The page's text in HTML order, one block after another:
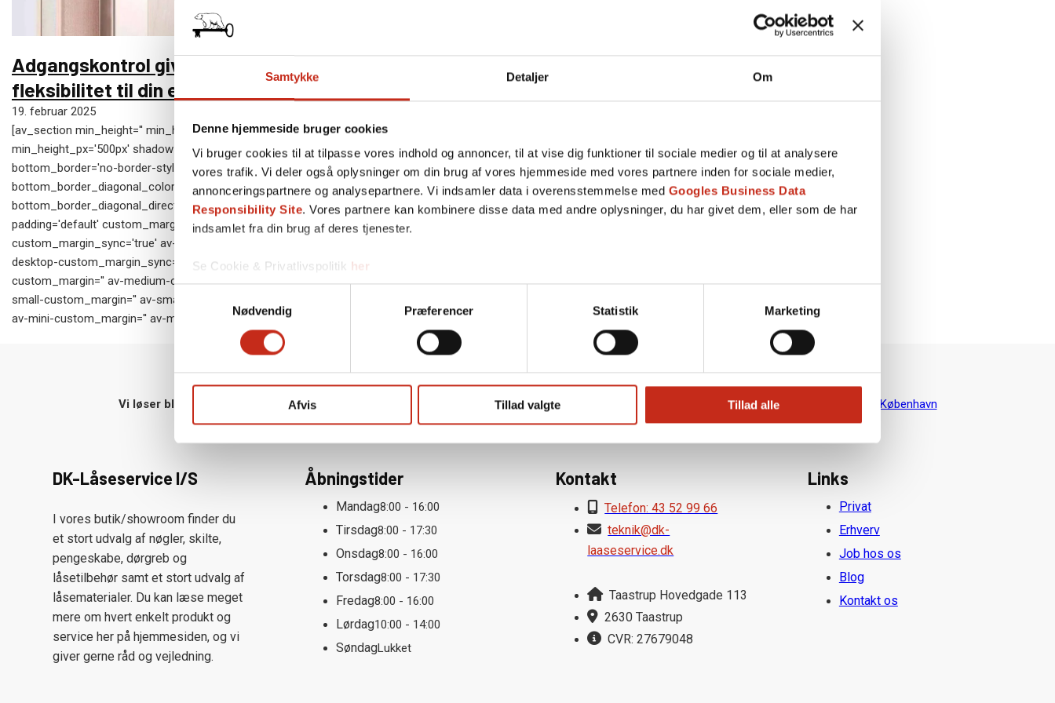
Samtykke Detaljer Om
Denne hjemmeside bruger cookies
Vi bruger cookies til at tilpasse vores indhold og annoncer, til at vise dig funktioner til sociale medier og til at analysere
vores trafik. Vi deler også oplysninger om din brug af vores hjemmeside med vores partnere inden for sociale medier,
annonceringspartnere og analysepartnere. Vi indsamler data i overensstemmelse med Googles Business Data
Responsibility Site. Vores partnere kan kombinere disse data med andre oplysninger, du har givet dem, eller som de har
indsamlet fra din brug af deres tjenester.
Se Cookie & Privatlivspolitik
her
Nødvendig
Præferencer Statistik Marketing
Afvis Tillad valgte Tillad alle
Adgangskontrol giver sikkerhed og
fleksibilitet til din ejendom
19. februar 2025
[av_section min_height='' min_height_pc='25'
min_height_px='500px' shadow='no-border-styling'
bottom_border='no-border-styling'
bottom_border_diagonal_color='#333333'
bottom_border_diagonal_direction='' bottom_border_style=''
padding='default' custom_margin='0px'
custom_margin_sync='true' av-desktop-custom_margin='' av-
desktop-custom_margin_sync='true' av-medium-
custom_margin='' av-medium-custom_margin_sync='true' av-
small-custom_margin='' av-small-custom_margin_sync='true'
av-mini-custom_margin='' av-mini-custom_margin_sync='true'…
Vi løser bl.a. opgaver i Taastrup|Albertslund Ishøj|Greve| Måløv| Hareskov København
DK-Låseservice I/S
I vores butik/showroom finder du
et stort udvalg af nøgler, skilte,
pengeskabe, dørgreb og
låsetilbehør samt et stort udvalg af
låsematerialer. Du kan læse meget
mere om hvert enkelt produkt og
service her på hjemmesiden, og vi
giver gerne råd og vejledning.
Åbningstider
Mandag8:00 - 16:00
Tirsdag8:00 - 17:30
Onsdag8:00 - 16:00
Torsdag8:00 - 17:30
Fredag8:00 - 16:00
Lørdag10:00 - 14:00
SøndagLukket
Kontakt
Telefon: 43 52 99 66
teknik@dk-
laaseservice.dk
Taastrup Hovedgade 113
2630 Taastrup
CVR: 27679048
Links
Privat
Erhverv
Job hos os
Blog
Kontakt os